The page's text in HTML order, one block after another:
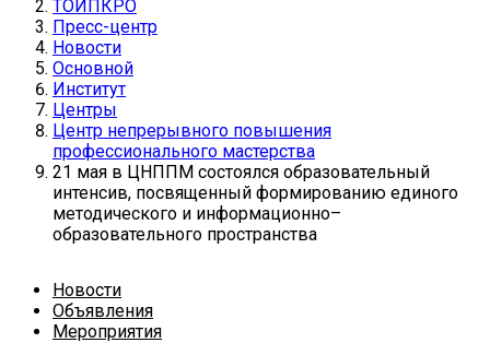
ТОИПКРО
Пресс-центр
Новости
Основной
Институт
Центры
Центр непрерывного повышения
профессионального мастерства
21 мая в ЦНППМ состоялся образовательный
интенсив, посвященный формированию единого
методического и информационно–
образовательного пространства
Новости
Объявления
Мероприятия